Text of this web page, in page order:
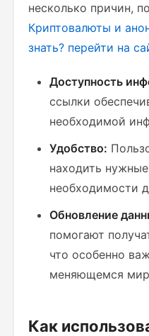
несколько причин,
Криптовалюты и
знать? перейти на
Доступность
ссылки
необходимой
Удобство:
находить
необходимости
Обновление
помогают
что особенно
меняющемся
Как